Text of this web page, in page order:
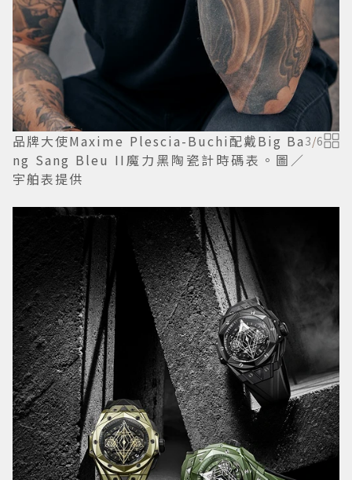
品牌大使Maxime Plescia-Buchi配戴Big Ba
ng Sang Bleu II魔力黑陶瓷計時碼表。圖／
宇舶表提供
3/6